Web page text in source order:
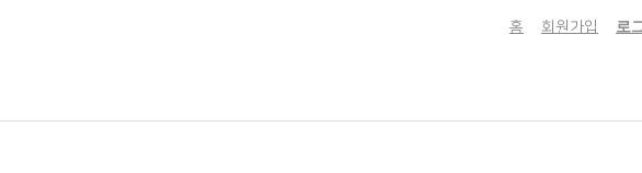
홈 회원가입 로